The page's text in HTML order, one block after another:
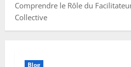
Comprendre le Rôle du
Collective
Blog